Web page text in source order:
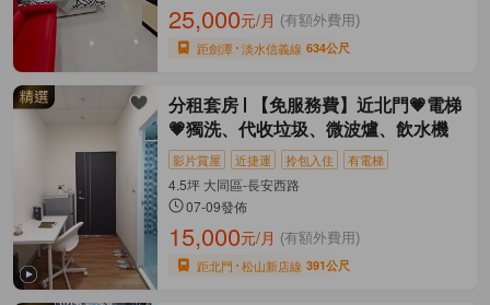
25,000元/月 (有額外費用)
距劍潭 淡水信義線 634公尺
分租套房
【免服務費】近北門💗電梯
💗獨洗、代收垃圾、微波爐、飲水機
影片賞屋 近捷運 拎包入住 有電梯
4.5坪 大同區-長安西路
07-09發佈
15,000元/月 (有額外費用)
距北門 松山新店線 391公尺